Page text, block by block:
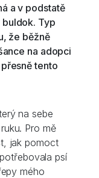
a v podstatě
Typ
že běžně
na adopci
tento
na sebe
Pro mě
jak pomoct
psí
mého